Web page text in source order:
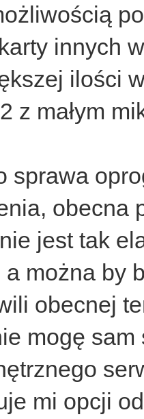
innych
ilości
z małym
sprawa
obecna
jest tak
można by
obecnej
mogę
mi opcji